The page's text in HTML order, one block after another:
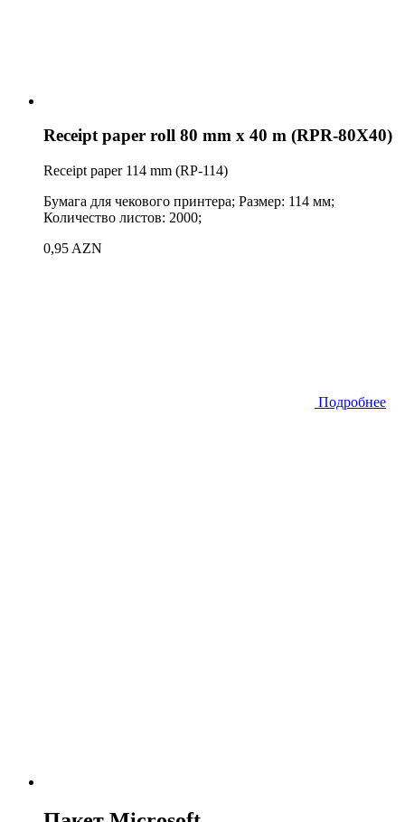
Receipt paper roll 80 mm x 40 m (RPR-80X40)
Receipt paper 114 mm (RP-114)
Бумага для чекового принтера; Размер: 114 мм;
Количество листов: 2000;
0,95 AZN
Подробнее